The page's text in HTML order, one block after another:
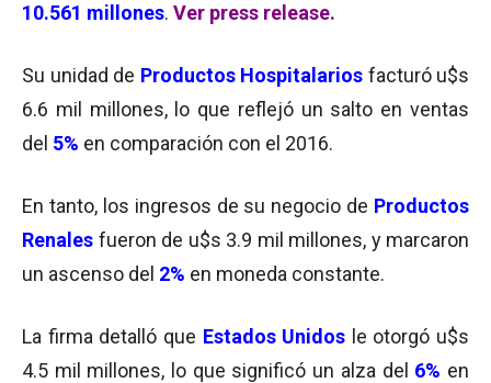
10.561 millones. Ver press release.
Su unidad de Productos Hospitalarios facturó u$s
6.6 mil millones, lo que reflejó un salto en ventas
del 5% en comparación con el 2016.
En tanto, los ingresos de su negocio de Productos
Renales fueron de u$s 3.9 mil millones, y marcaron
un ascenso del 2% en moneda constante.
La firma detalló que Estados Unidos le otorgó u$s
4.5 mil millones, lo que significó un alza del 6% en